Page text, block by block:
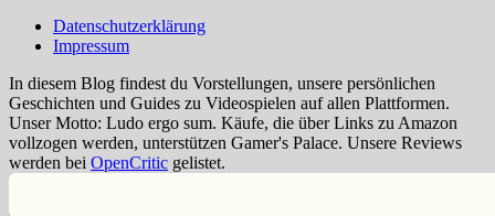
Datenschutzerklärung
Impressum
In diesem Blog findest du Vorstellungen, unsere persönlichen
Geschichten und Guides zu Videospielen auf allen Plattformen.
Unser Motto: Ludo ergo sum. Käufe, die über Links zu Amazon
vollzogen werden, unterstützen Gamer's Palace. Unsere Reviews
werden bei OpenCritic gelistet.